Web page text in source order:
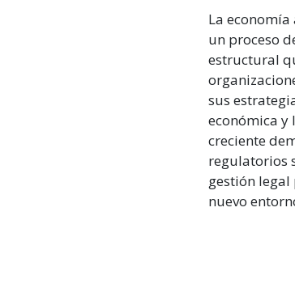
La
un proceso
estructural
sus
económica
creciente
regulatorios
gestión
nuevo